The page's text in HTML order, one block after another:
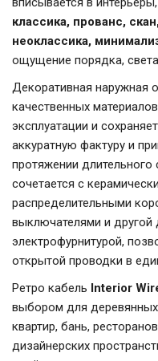
классика, прованс,
неоклассика,
ощущение порядка,
Декоративная наружная
качественных
эксплуатации и
аккуратную фактуру и
протяжении
сочетается с
распределительными
выключателями и другой
электрофурнитурой,
открытой проводки в
Ретро кабель Interior
выбором для
квартир, бань,
дизайнерских